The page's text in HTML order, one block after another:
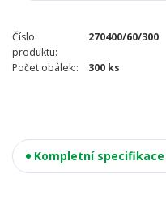
Číslo
produktu:
270400/60/300
Počet obálek:: 300 ks
Kompletní specifikace